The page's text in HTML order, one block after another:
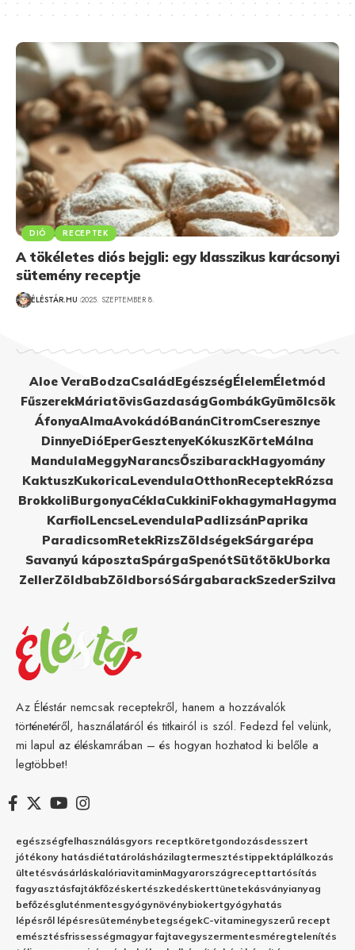
DIÓ RECEPTEK
A tökéletes diós bejgli: egy klasszikus karácsonyi
sütemény receptje
ÉLÉSTÁR.HU 2025. SZEPTEMBER 8.
Aloe VeraBodzaCsaládEgészségÉlelemÉletmód
FűszerekMáriatövisGazdaságGombákGyümölcsök
ÁfonyaAlmaAvokádóBanánCitromCseresznye
DinnyeDióEperGesztenyeKókuszKörteMálna
MandulaMeggyNarancsŐszibarackHagyomány
KaktuszKukoricaLevendulaOtthonReceptekRózsa
BrokkoliBurgonyaCéklaCukkiniFokhagymaHagyma
KarfiolLencseLevendulaPadlizsánPaprika
ParadicsomRetekRizsZöldségekSárgarépa
Savanyú káposztaSpárgaSpenótSütőtökUborka
ZellerZöldbabZöldborsóSárgabarackSzederSzilva
Az Éléstár nemcsak receptekről, hanem a hozzávalók
történetéről, használatáról és titkairól is szól. Fedezd fel velünk,
mi lapul az éléskamrában – és hogyan hozhatod ki belőle a
legtöbbet!
egészségfelhasználásgyors receptköretgondozásdesszert
jótékony hatásdiétatárolásházilagtermesztéstippektáplálkozás
ültetésvásárláskalóriavitaminMagyarországrecepttartósítás
fagyasztásfajtákfőzéskertészkedéskerttünetekásványianyag
befőzésgluténmentesgyógynövénybiokertgyógyhatás
lépésről lépésresüteménybetegségekC-vitaminegyszerű recept
emésztésfrissességmagyar fajtavegyszermentesméregtelenítés